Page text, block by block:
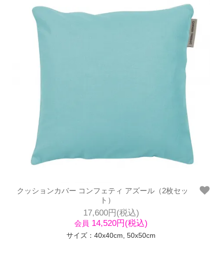
クッションカバー コンフェティ アズール（2枚セッ
ト）
17,600円(税込)
会員 14,520円(税込)
サイズ：40x40cm, 50x50cm